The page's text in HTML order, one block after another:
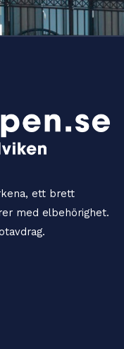
ett brett
med elbehörighet.